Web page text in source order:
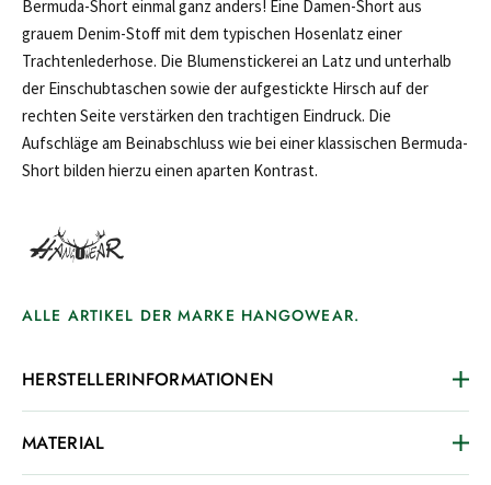
Bermuda-Short einmal ganz anders! Eine Damen-Short aus
grauem Denim-Stoff mit dem typischen Hosenlatz einer
Trachtenlederhose. Die Blumenstickerei an Latz und unterhalb
der Einschubtaschen sowie der aufgestickte Hirsch auf der
rechten Seite verstärken den trachtigen Eindruck. Die
Aufschläge am Beinabschluss wie bei einer klassischen Bermuda-
Short bilden hierzu einen aparten Kontrast.
ALLE ARTIKEL DER MARKE HANGOWEAR.
HERSTELLERINFORMATIONEN
MATERIAL